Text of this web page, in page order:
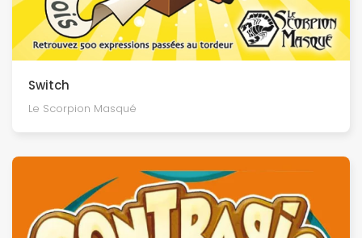
Switch
Le Scorpion Masqué